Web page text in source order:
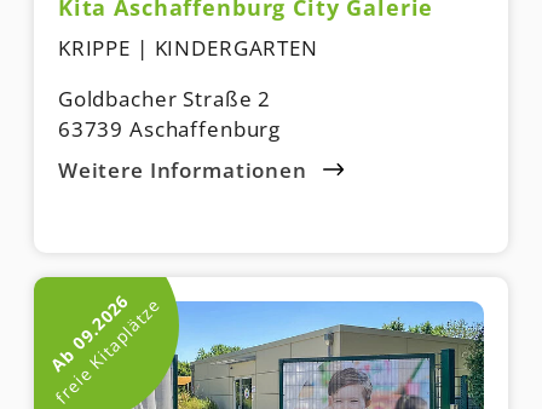
Kita Aschaffenburg City Galerie
KRIPPE | KINDERGARTEN
Goldbacher Straße 2
63739 Aschaffenburg
Weitere Informationen
Ab 09.2026
freie Kitaplätze